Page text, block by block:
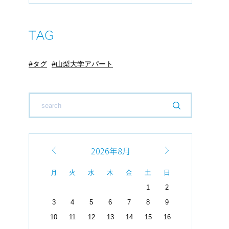
タグ 山梨大学アパート
2026年8月
月 火 水 木 金 土
日
1
2
3
4 5 6 7 8
9
10
11 12 13 14 15
16